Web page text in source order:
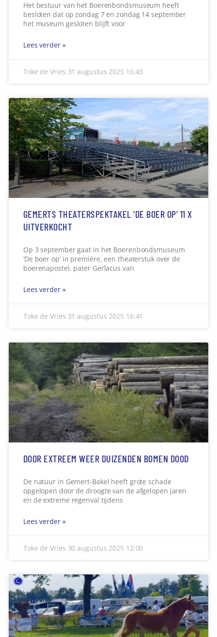
Het bestuur van het Boerenbondsmuseum heeft
besloten dat op zondag 7 en zondag 14 september
het museum gesloten blijft voor
Lees verder »
Toke de Vries 31 augustus 2025 16:43
GEMERTS THEATERSPEKTAKEL ‘DE BOER OP’ 11 X
UITVERKOCHT
Op 3 september gaat in het Boerenbondsmuseum
‘De boer op’ in première, een theaterstuk over de
boerenapostel, pater Gerlacus van
Lees verder »
Toke de Vries 31 augustus 2025 16:41
DOOR EXTREEM WEER DUIZENDEN BOMEN DOOD
De natuur in Gemert-Bakel heeft grote schade
opgelopen door de droogte van de afgelopen jaren
en de extreme regenval tijdens
Lees verder »
Toke de Vries 30 augustus 2025 12:00